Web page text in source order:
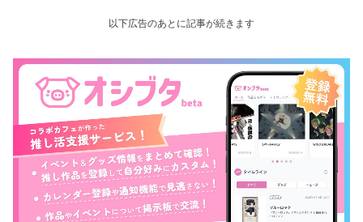
以下広告のあとに記事が続きます